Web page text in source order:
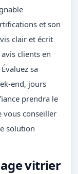
et son
clair et écrit
clients en
sa
end, jours
prendra le
vous conseiller
solution
vitrier